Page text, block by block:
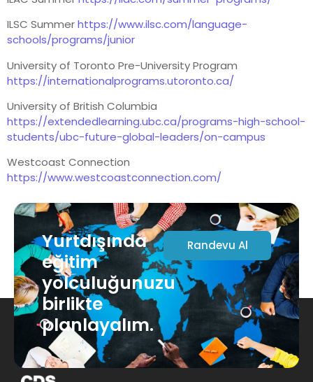
ILSC Summerhttps://www.ilsc.com/language-
schools/programs/junior
University of Toronto Pre-University Program
https://internationalprograms.utoronto.ca/
University of British Columbia
https://extendedlearning.ubc.ca/programs-high-school-
students/ubc-future-global-leaders/on-campus
Westcoast Connection
https://www.westcoastconnection.com/
Yurtdışında
eğitim
yolculuğunuzu
birlikte
planlayalım.
Randevu Al